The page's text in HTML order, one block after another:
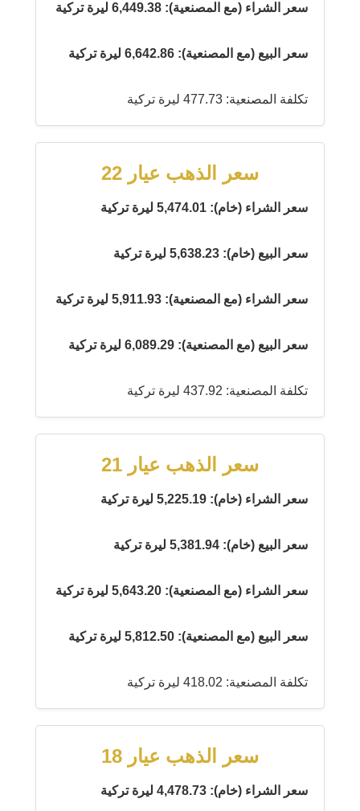
سعر الشراء (مع المصنعية): 6,449.38 ليرة تركية
سعر البيع (مع المصنعية): 6,642.86 ليرة تركية
تكلفة المصنعية: 477.73 ليرة تركية
سعر الذهب عيار 22
سعر الشراء (خام): 5,474.01 ليرة تركية
سعر البيع (خام): 5,638.23 ليرة تركية
سعر الشراء (مع المصنعية): 5,911.93 ليرة تركية
سعر البيع (مع المصنعية): 6,089.29 ليرة تركية
تكلفة المصنعية: 437.92 ليرة تركية
سعر الذهب عيار 21
سعر الشراء (خام): 5,225.19 ليرة تركية
سعر البيع (خام): 5,381.94 ليرة تركية
سعر الشراء (مع المصنعية): 5,643.20 ليرة تركية
سعر البيع (مع المصنعية): 5,812.50 ليرة تركية
تكلفة المصنعية: 418.02 ليرة تركية
سعر الذهب عيار 18
سعر الشراء (خام): 4,478.73 ليرة تركية